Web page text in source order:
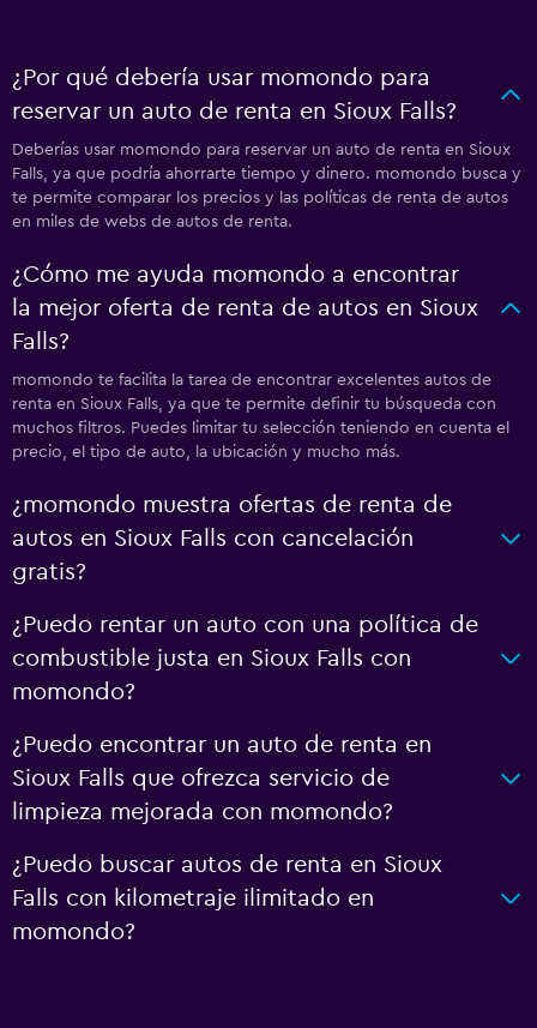
¿Por qué debería usar momondo para
reservar un auto de renta en Sioux Falls?
Deberías usar momondo para reservar un auto de renta en Sioux
Falls, ya que podría ahorrarte tiempo y dinero. momondo busca y
te permite comparar los precios y las políticas de renta de autos
en miles de webs de autos de renta.
¿Cómo me ayuda momondo a encontrar
la mejor oferta de renta de autos en Sioux
Falls?
momondo te facilita la tarea de encontrar excelentes autos de
renta en Sioux Falls, ya que te permite definir tu búsqueda con
muchos filtros. Puedes limitar tu selección teniendo en cuenta el
precio, el tipo de auto, la ubicación y mucho más.
¿momondo muestra ofertas de renta de
autos en Sioux Falls con cancelación
gratis?
¿Puedo rentar un auto con una política de
combustible justa en Sioux Falls con
momondo?
¿Puedo encontrar un auto de renta en
Sioux Falls que ofrezca servicio de
limpieza mejorada con momondo?
¿Puedo buscar autos de renta en Sioux
Falls con kilometraje ilimitado en
momondo?